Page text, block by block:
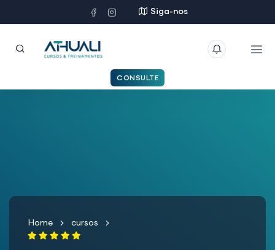
Siga-nos
CONSULTE
Home cursos